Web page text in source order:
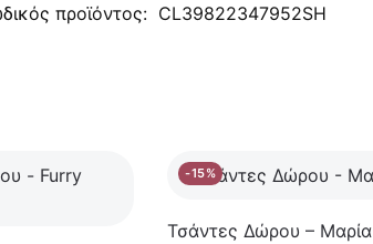
προϊόντος: CL39822347952SH
-15%
Τσάντες Δώρου – Μαρία